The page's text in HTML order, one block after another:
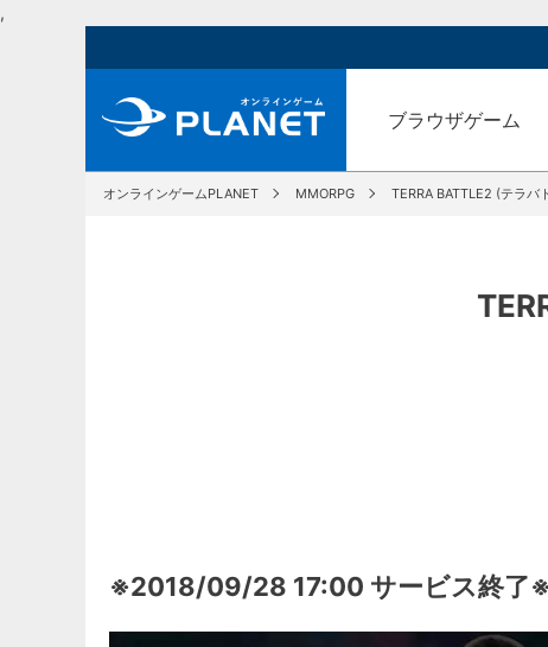
,
ブラウザゲーム
オンラインゲームPLANET MMORPG TERRA BATTLE2 (テラバ
※2018/09/28 17:00 サービス終了